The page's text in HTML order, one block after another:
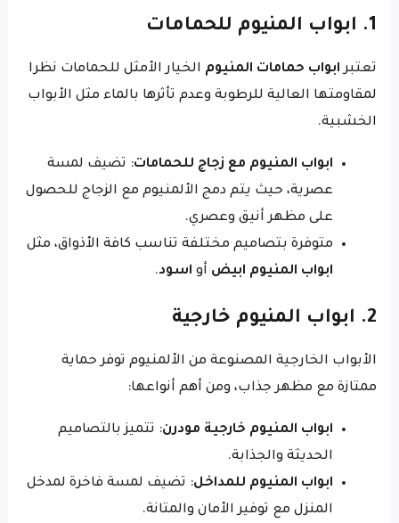
1. ابواب المنيوم للحمامات
تعتبرابواب حمامات المنيوم الخيار الأمثل للحمامات نظرا
لمقاومتها العالية للرطوبة وعدم تأثرها بالماء مثل الأبواب
الخشبية.
ابواب المنيوم مع زجاج للحمامات: تضيف لمسة
عصرية، حيث يتم دمج الألمنيوم مع الزجاج للحصول
على مظهر أنيق وعصري.
متوفرة بتصاميم مختلفة تناسب كافة الأذواق، مثل
ابواب المنيوم ابيض أو اسود.
2. ابواب المنيوم خارجية
الأبواب الخارجية المصنوعة من الألمنيوم توفر حماية
ممتازة مع مظهر جذاب، ومن أهم أنواعها:
ابواب المنيوم خارجية مودرن: تتميز بالتصاميم
الحديثة والجذابة.
ابواب المنيوم للمداخل: تضيف لمسة فاخرة لمدخل
المنزل مع توفير الأمان والمتانة.